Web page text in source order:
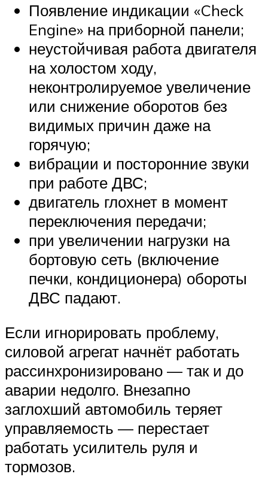
Появление индикации «Check
Engine» на приборной панели;
неустойчивая работа двигателя
на холостом ходу,
неконтролируемое увеличение
или снижение оборотов без
видимых причин даже на
горячую;
вибрации и посторонние звуки
при работе ДВС;
двигатель глохнет в момент
переключения передачи;
при увеличении нагрузки на
бортовую сеть (включение
печки, кондиционера) обороты
ДВС падают.
Если игнорировать проблему,
силовой агрегат начнёт работать
рассинхронизировано — так и до
аварии недолго. Внезапно
заглохший автомобиль теряет
управляемость — перестает
работать усилитель руля и
тормозов.